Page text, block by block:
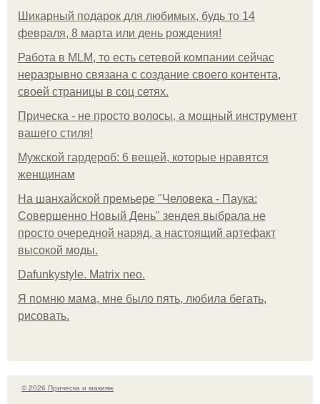
Шикарный подарок для любимых, будь то 14
февраля, 8 марта или день рождения!
Работа в MLM, то есть сетевой компании сейчас
неразрывно связана с создание своего контента,
своей страницы в соц сетях.
Прическа - не просто волосы, а мощный инструмент
вашего стиля!
Мужской гардероб: 6 вещей, которые нравятся
женщинам
На шанхайской премьере "Человека - Паука:
Совершенно Новый День" зендея выбрала не
просто очередной наряд, а настоящий артефакт
высокой моды.
Dafunkystyle. Matrix neo.
Я помню мама, мне было пять, любила бегать,
рисовать.
© 2026 Прическа и макияж